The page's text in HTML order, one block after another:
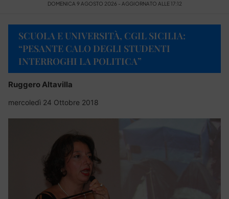
DOMENICA 9 AGOSTO 2026 - AGGIORNATO ALLE 17:12
SCUOLA E UNIVERSITÀ, CGIL SICILIA:
“PESANTE CALO DEGLI STUDENTI
INTERROGHI LA POLITICA”
Ruggero Altavilla
mercoledì 24 Ottobre 2018